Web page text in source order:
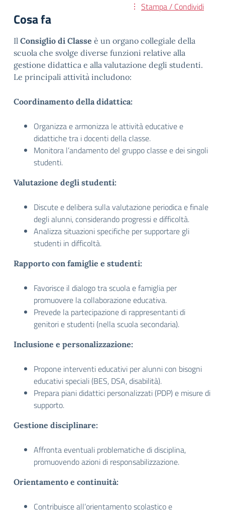
Stampa / Condividi
Cosa fa
Il Consiglio di Classe è un organo collegiale della
scuola che svolge diverse funzioni relative alla
gestione didattica e alla valutazione degli studenti.
Le principali attività includono:
Coordinamento della didattica:
Organizza e armonizza le attività educative e
didattiche tra i docenti della classe.
Monitora l’andamento del gruppo classe e dei singoli
studenti.
Valutazione degli studenti:
Discute e delibera sulla valutazione periodica e finale
degli alunni, considerando progressi e difficoltà.
Analizza situazioni specifiche per supportare gli
studenti in difficoltà.
Rapporto con famiglie e studenti:
Favorisce il dialogo tra scuola e famiglia per
promuovere la collaborazione educativa.
Prevede la partecipazione di rappresentanti di
genitori e studenti (nella scuola secondaria).
Inclusione e personalizzazione:
Propone interventi educativi per alunni con bisogni
educativi speciali (BES, DSA, disabilità).
Prepara piani didattici personalizzati (PDP) e misure di
supporto.
Gestione disciplinare:
Affronta eventuali problematiche di disciplina,
promuovendo azioni di responsabilizzazione.
Orientamento e continuità:
Contribuisce all’orientamento scolastico e